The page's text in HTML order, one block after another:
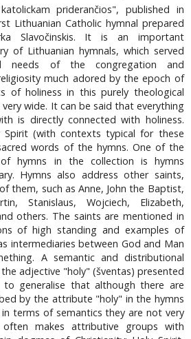
priderančios", published in
Lithuanian Catholic hymnal prepared
Slavočinskis. It is an important
of Lithuanian hymnals, which served
needs of the congregation and
much adored by the epoch of
of holiness in this purely theological
very wide. It can be said that everything
is directly connected with holiness.
Spirit (with contexts typical for these
words of the hymns. One of the
hymns in the collection is hymns
Hymns also address other saints,
them, such as Anne, John the Baptist,
Stanislaus, Wojciech, Elizabeth,
others. The saints are mentioned in
of high standing and examples of
intermediaries between God and Man
A semantic and distributional
adjective "holy" (šventas) presented
generalise that although there are
by the attribute "holy" in the hymns
terms of semantics they are not very
makes attributive groups with